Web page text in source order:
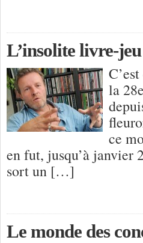
L’insolite livre-
la
ce
en fut, jusqu’à janvier
sort un […]
Le monde des